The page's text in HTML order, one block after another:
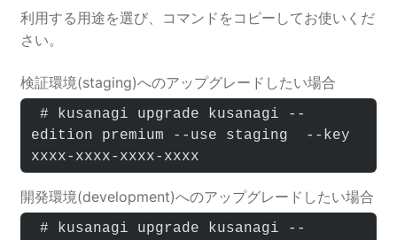
利用する用途を選び、コマンドをコピーしてお使いくだ
さい。
検証環境(staging)へのアップグレードしたい場合
edition premium --use staging  --key
xxxx-xxxx-xxxx-xxxx
開発環境(development)へのアップグレードしたい場合